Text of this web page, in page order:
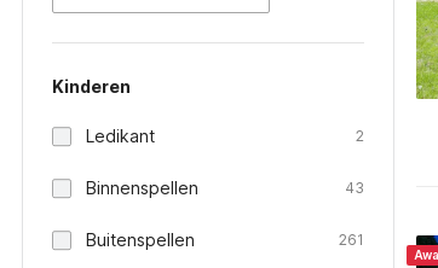
Kinderen
Ledikant 2
Binnenspellen 43
Buitenspellen 261